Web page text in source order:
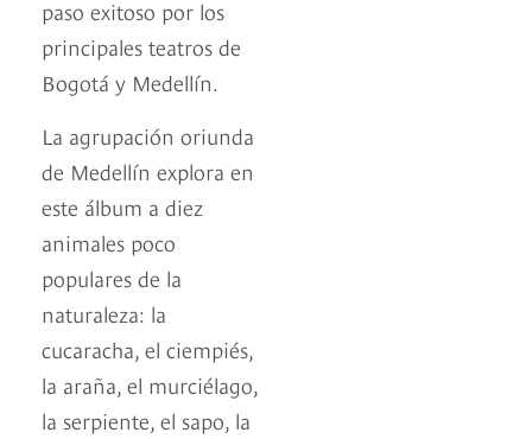
paso exitoso por los
principales teatros de
Bogotá y Medellín.
La agrupación oriunda
de Medellín explora en
este álbum a diez
animales poco
populares de la
naturaleza: la
cucaracha, el ciempiés,
la araña, el murciélago,
la serpiente, el sapo, la